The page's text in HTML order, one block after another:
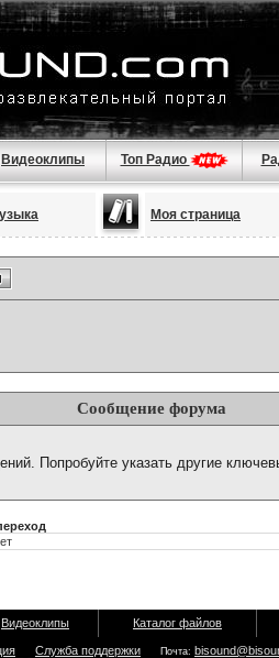
Видеоклипы Топ Радио
Моя страница
Сообщение форума
Попробуйте указать другие
Видеоклипы Каталог файлов
Служба поддержки Почта: